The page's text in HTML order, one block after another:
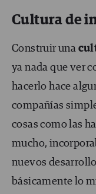
Cultura de
Construir una
ya nada que ver
hacerlo hace
compañías
cosas como las
mucho,
nuevos
básicamente lo